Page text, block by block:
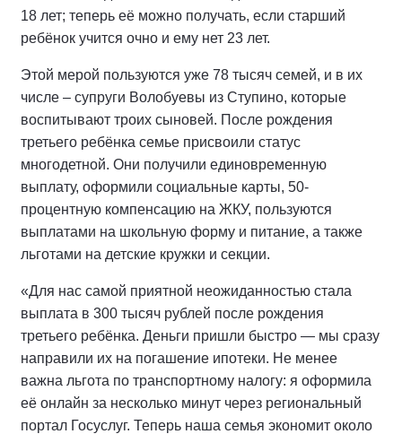
18 лет; теперь её можно получать, если старший
ребёнок учится очно и ему нет 23 лет.
Этой мерой пользуются уже 78 тысяч семей, и в их
числе – супруги Волобуевы из Ступино, которые
воспитывают троих сыновей. После рождения
третьего ребёнка семье присвоили статус
многодетной. Они получили единовременную
выплату, оформили социальные карты, 50-
процентную компенсацию на ЖКУ, пользуются
выплатами на школьную форму и питание, а также
льготами на детские кружки и секции.
«Для нас самой приятной неожиданностью стала
выплата в 300 тысяч рублей после рождения
третьего ребёнка. Деньги пришли быстро — мы сразу
направили их на погашение ипотеки. Не менее
важна льгота по транспортному налогу: я оформила
её онлайн за несколько минут через региональный
портал Госуслуг. Теперь наша семья экономит около